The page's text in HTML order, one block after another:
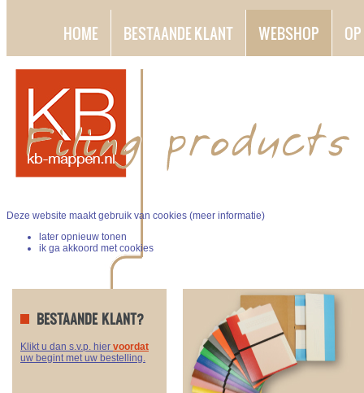
HOME BESTAANDE KLANT WEBSHOP
BESTAANDE KLANT?
Klikt u dan s.v.p. hier voordat
uw begint met uw bestelling.
Deze website maakt gebruik van cookies (meer informatie)
later opnieuw tonen
ik ga akkoord met cookies